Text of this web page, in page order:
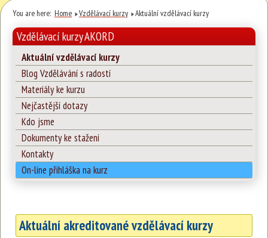
You are here: Home Vzdělávací kurzy Aktuální vzdělávací kurzy
Vzdělávací kurzy AKORD
Aktuální vzdělávací kurzy
Blog Vzdělávání s radostí
Materiály ke kurzu
Nejčastější dotazy
Kdo jsme
Dokumenty ke stažení
Kontakty
On-line přihláška na kurz
Aktuální akreditované vzdělávací kurzy